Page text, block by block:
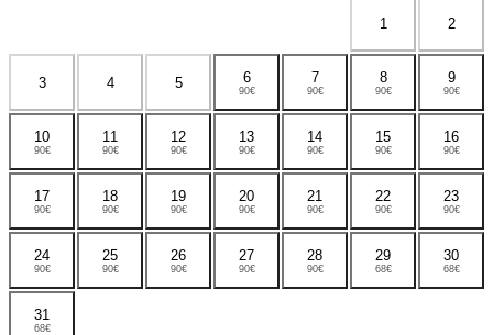
1 2
3 4 5 6
90€
7
90€
8
90€
9
90€
10
90€
11
90€
12
90€
13
90€
14
90€
15
90€
16
90€
17
90€
18
90€
19
90€
20
90€
21
90€
22
90€
23
90€
24
90€
25
90€
26
90€
27
90€
28
90€
29
68€
30
68€
31
68€